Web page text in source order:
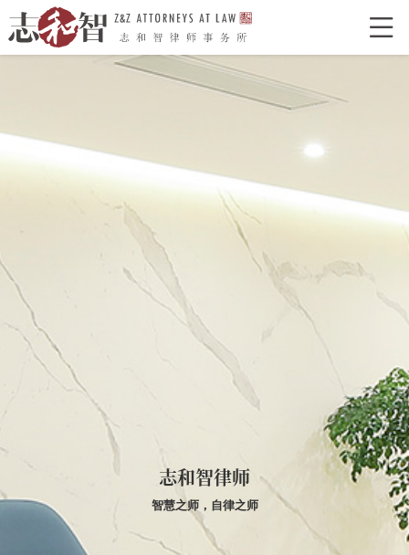

经典案例
新闻资讯
律所党建
志和智律师
智慧之师，自律之师